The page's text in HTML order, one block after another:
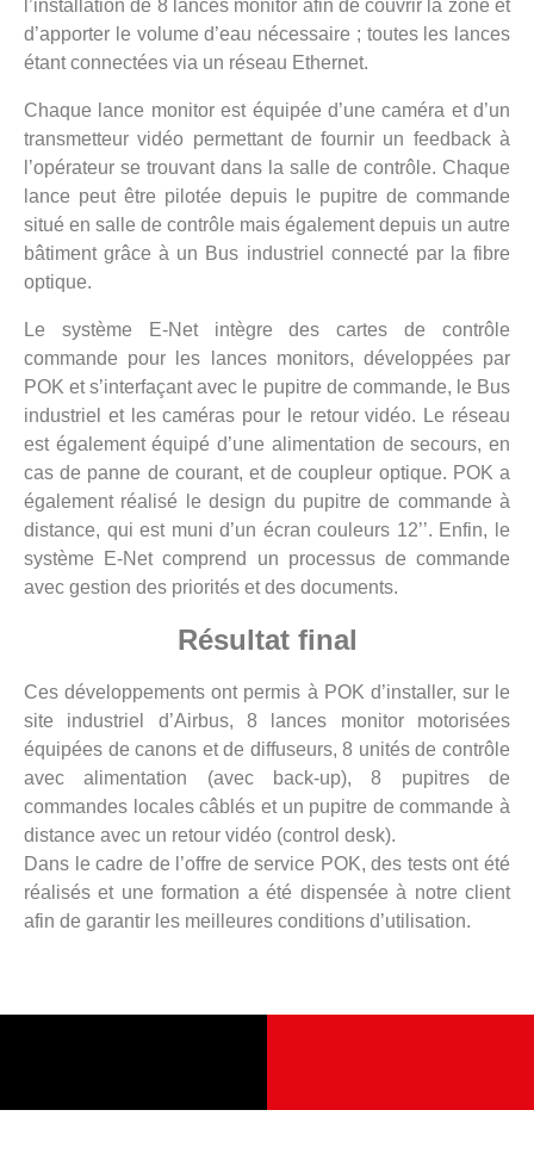
l’installation de 8 lances monitor afin de couvrir la zone et
d’apporter le volume d’eau nécessaire ; toutes les lances
étant connectées via un réseau Ethernet.
Chaque lance monitor est équipée d’une caméra et d’un
transmetteur vidéo permettant de fournir un feedback à
l’opérateur se trouvant dans la salle de contrôle. Chaque
lance peut être pilotée depuis le pupitre de commande
situé en salle de contrôle mais également depuis un autre
bâtiment grâce à un Bus industriel connecté par la fibre
optique.
Le système E-Net intègre des cartes de contrôle
commande pour les lances monitors, développées par
POK et s’interfaçant avec le pupitre de commande, le Bus
industriel et les caméras pour le retour vidéo. Le réseau
est également équipé d’une alimentation de secours, en
cas de panne de courant, et de coupleur optique. POK a
également réalisé le design du pupitre de commande à
distance, qui est muni d’un écran couleurs 12’’. Enfin, le
système E-Net comprend un processus de commande
avec gestion des priorités et des documents.
Résultat final
Ces développements ont permis à POK d’installer, sur le
site industriel d’Airbus, 8 lances monitor motorisées
équipées de canons et de diffuseurs, 8 unités de contrôle
avec alimentation (avec back-up), 8 pupitres de
commandes locales câblés et un pupitre de commande à
distance avec un retour vidéo (control desk).
Dans le cadre de l’offre de service POK, des tests ont été
réalisés et une formation a été dispensée à notre client
afin de garantir les meilleures conditions d’utilisation.